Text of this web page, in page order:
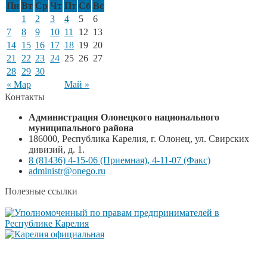
Пн Вт Ср Чт Пт Сб Вс
« Мар Май »
1 2 3 4 5
6
7
8 9 10 11 12 13
14 15 16 17 18 19 20
21
22 23 24 25 26 27
28 29 30
Контакты
Администрация Олонецкого национального
муниципального района
186000, Республика Карелия, г. Олонец, ул. Свирских
дивизий, д. 1.
8 (81436) 4-15-06 (Приемная), 4-11-07 (Факс)
administr@onego.ru
Полезные ссылки